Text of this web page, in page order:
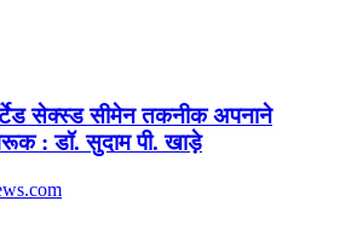
सेक्स्ड सीमेन तकनीक अपनाने
: डॉ. सुदाम पी. खाड़े